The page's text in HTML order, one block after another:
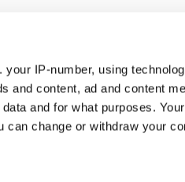
your IP-number, using
and content, ad and content
and for what purposes.
change or withdraw your